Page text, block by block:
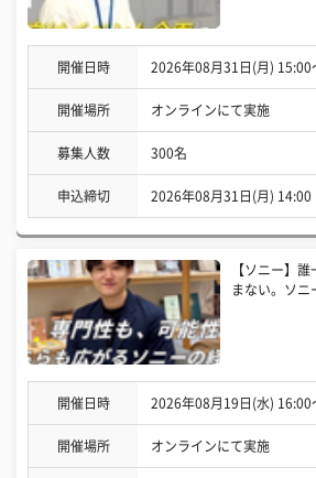
開催日時 2026年08月31日(月) 15:00
開催場所 オンラインにて実施
募集人数 300名
申込締切 2026年08月31日(月) 14:00
【ソニー】
まない。ソニ
開催日時 2026年08月19日(水) 16:00
開催場所 オンラインにて実施